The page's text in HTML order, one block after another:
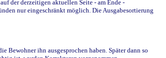
der derzeitigen aktuellen Seite - am Ende -
nur eingeschränkt möglich. Die Ausgabesortierung
Bewohner ihn ausgesprochen haben. Später dann so